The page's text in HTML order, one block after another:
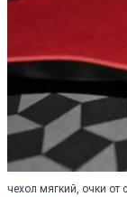
чехол мягкий, очки